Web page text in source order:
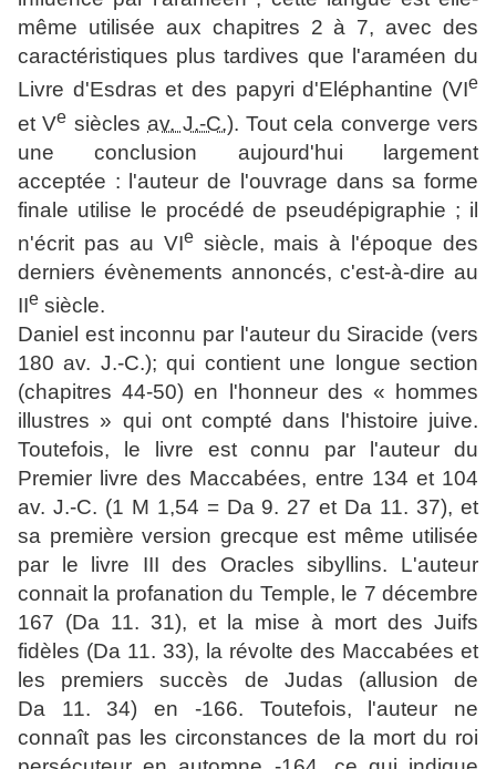
même utilisée aux chapitres 2 à 7, avec des
caractéristiques plus tardives que l'araméen du
Livre d'Esdras et des papyri d'Eléphantine (VIe
etVe sièclesav. J.-C.). Tout cela converge vers
une conclusion aujourd'hui largement
acceptée : l'auteur de l'ouvrage dans sa forme
finale utilise le procédé de pseudépigraphie ; il
n'écrit pas au VIesiècle, mais à l'époque des
derniers évènements annoncés, c'est-à-dire au
IIe siècle.
Daniel est inconnu par l'auteur du Siracide (vers
180 av. J.-C.); qui contient une longue section
(chapitres 44-50) en l'honneur des « hommes
illustres » qui ont compté dans l'histoire juive.
Toutefois, le livre est connu par l'auteur du
Premier livre des Maccabées, entre 134 et 104
av. J.-C. (1 M 1,54 = Da 9. 27 et Da 11. 37), et
sa première version grecque est même utilisée
par le livre III des Oracles sibyllins. L'auteur
connait la profanation du Temple, le 7 décembre
167 (Da 11. 31), et la mise à mort des Juifs
fidèles (Da 11. 33), la révolte des Maccabées et
les premiers succès de Judas (allusion de
Da 11. 34) en -166. Toutefois, l'auteur ne
connaît pas les circonstances de la mort du roi